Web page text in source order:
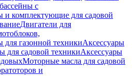
с
и комплектующие для садовой
Двигатели для
для газонной техникиАксессуары
для садовой техникиАксессуары
Моторные масла для садовой
и